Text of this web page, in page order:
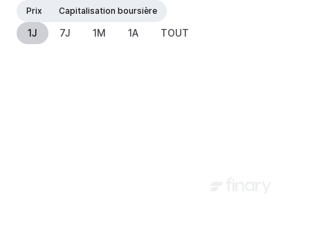
Prix
Capitalisation boursière
1J 7J 1M 1A TOUT